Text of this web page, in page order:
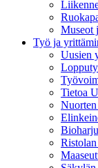
Museot
Työ ja
Uusien
Tietoa